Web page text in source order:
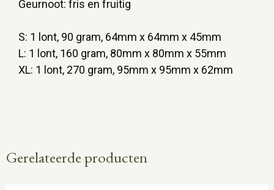
Geurnoot: fris en fruitig
S: 1 lont, 90 gram, 64mm x 64mm x 45mm
L: 1 lont, 160 gram, 80mm x 80mm x 55mm
XL: 1 lont, 270 gram, 95mm x 95mm x 62mm
Gerelateerde producten